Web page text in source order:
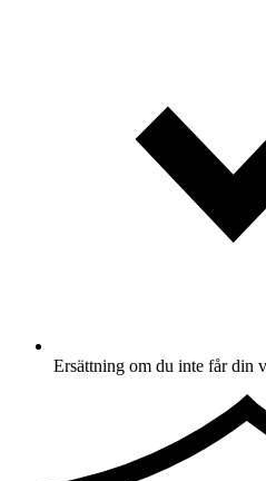
Ersättning om du inte får din